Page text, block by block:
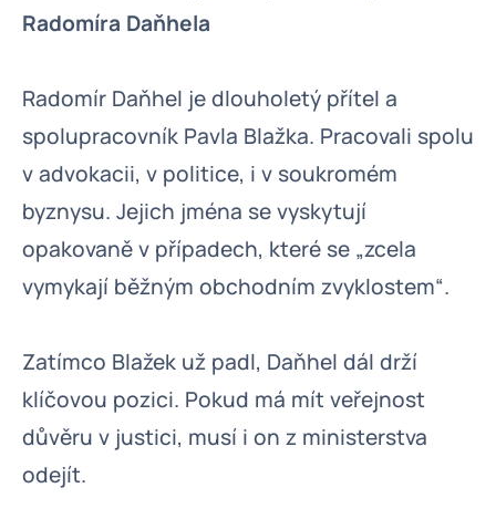
Radomíra Daňhela
Radomír Daňhel je dlouholetý přítel a
spolupracovník Pavla Blažka. Pracovali spolu
v advokacii, v politice, i v soukromém
byznysu. Jejich jména se vyskytují
opakovaně v případech, které se „zcela
vymykají běžným obchodním zvyklostem“.
Zatímco Blažek už padl, Daňhel dál drží
klíčovou pozici. Pokud má mít veřejnost
důvěru v justici, musí i on z ministerstva
odejít.